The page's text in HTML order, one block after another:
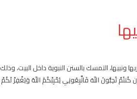
ونبيها، التمسك بالسنن النبوية داخل البيت، وذلك
تُحِبُّونَ اللّهَ فَاتَّبِعُونِي يُحْبِبْكُمُ اللّهُ وَيَغْفِرْ لَكُمْ